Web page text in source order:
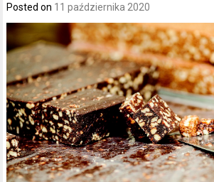
Posted on 11 października 2020